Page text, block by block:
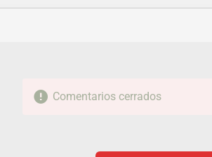
FACEBOOKTWITTERFLIPBOARD
E-
WHATSAPP
Comentarios cerrados